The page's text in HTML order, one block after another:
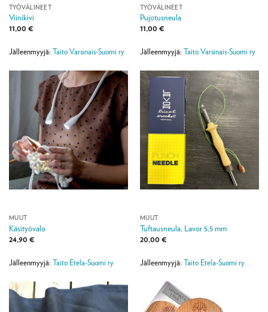
TYÖVÄLINEET
Viinikivi
11,00 €
Jälleenmyyjä: Taito Varsinais-Suomi ry
TYÖVÄLINEET
Pujotusneula
11,00 €
Jälleenmyyjä: Taito Varsinais-Suomi ry
MUUT
Käsityövalo
24,90 €
Jälleenmyyjä: Taito Etela-Suomi ry
MUUT
Tuftausneula, Lavor 5,5 mm
20,00 €
Jälleenmyyjä: Taito Etela-Suomi ry